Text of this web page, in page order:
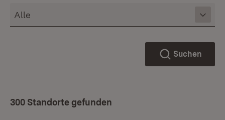
Suchen
300 Standorte gefunden